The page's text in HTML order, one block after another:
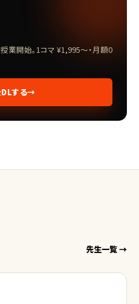
業開始。1コマ ¥1,995〜・月額0
DLする→
先生一覧 →